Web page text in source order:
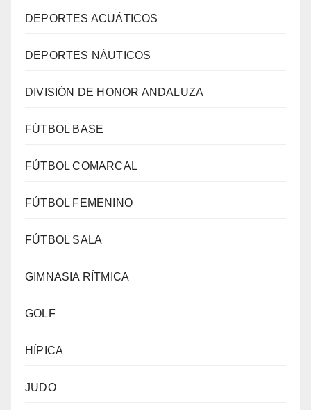
DEPORTES ACUÁTICOS
DEPORTES NÁUTICOS
DIVISIÓN DE HONOR ANDALUZA
FÚTBOL BASE
FÚTBOL COMARCAL
FÚTBOL FEMENINO
FÚTBOL SALA
GIMNASIA RÍTMICA
GOLF
HÍPICA
JUDO